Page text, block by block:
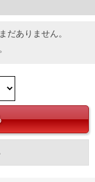
だありません。